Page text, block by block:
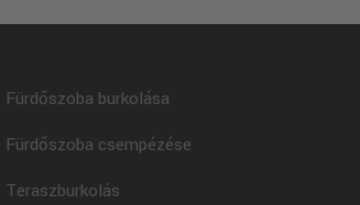
Fürdőszoba burkolása
Fürdőszoba csempézése
Teraszburkolás